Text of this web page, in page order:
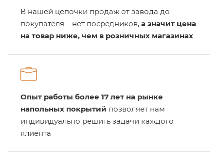
В нашей цепочки продаж от завода до
покупателя – нет посредников, а значит цена
на товар ниже, чем в розничных магазинах
Опыт работы более 17 лет на рынке
напольных покрытий позволяет нам
индивидуально решить задачи каждого
клиента